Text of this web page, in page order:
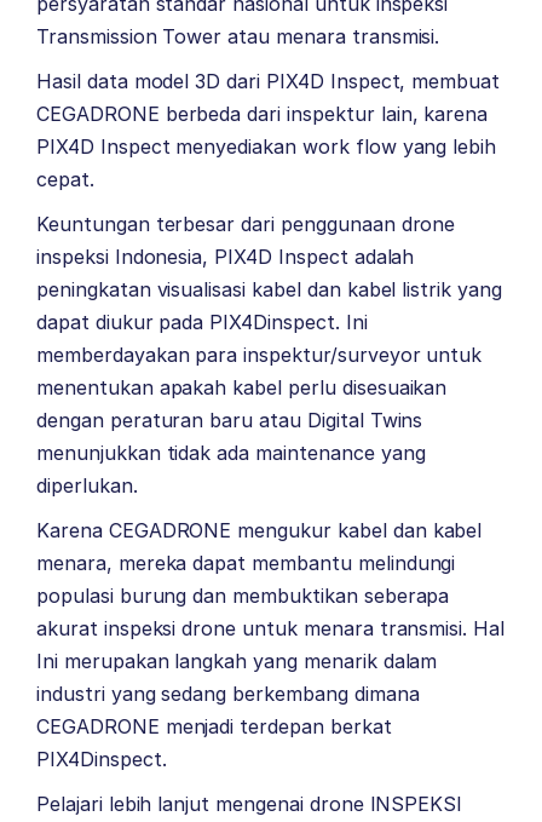
Transmission Tower atau menara transmisi.
Hasil data model 3D dari PIX4D Inspect, membuat
CEGADRONE berbeda dari inspektur lain, karena
PIX4D Inspect menyediakan work flow yang lebih
cepat.
Keuntungan terbesar dari penggunaan drone
inspeksi Indonesia, PIX4D Inspect adalah
peningkatan visualisasi kabel dan kabel listrik yang
dapat diukur pada PIX4Dinspect. Ini
memberdayakan para inspektur/surveyor untuk
menentukan apakah kabel perlu disesuaikan
dengan peraturan baru atau Digital Twins
menunjukkan tidak ada maintenance yang
diperlukan.
Karena CEGADRONE mengukur kabel dan kabel
menara, mereka dapat membantu melindungi
populasi burung dan membuktikan seberapa
akurat inspeksi drone untuk menara transmisi. Hal
Ini merupakan langkah yang menarik dalam
industri yang sedang berkembang dimana
CEGADRONE menjadi terdepan berkat
PIX4Dinspect.
Pelajari lebih lanjut mengenai drone INSPEKSI